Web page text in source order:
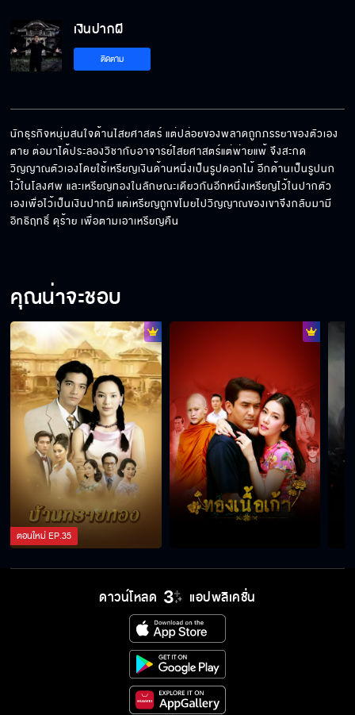
เงินปากผี
ติดตาม
นักธุรกิจหนุ่มสนใจด้านไสยศาสตร์ แต่ปล่อยของพลาดถูกภรรยาของตัวเอง
ตาย ต่อมาได้ประลองวิชากับอาจารย์ไสยศาสตร์แต่พ่ายแพ้ จึงสะกด
วิญญาณตัวเองโดยใช้เหรียญเงินด้านหนึ่งเป็นรูปดอกไม้ อีกด้านเป็นรูปนก
ไว้ในโลงศพ และเหรียญทองในลักษณะเดียวกันอีกหนึ่งเหรียญไว้ในปากตัว
เองเพื่อไว้เป็นเงินปากผี แต่เหรียญถูกขโมยไปวิญญาณของเขาจึงกลับมามี
อิทธิฤทธิ์ ดุร้าย เพื่อตามเอาเหรียญคืน
คุณน่าจะชอบ
ตอนใหม่EP.35
ดาวน์โหลด แอปพลิเคชั่น